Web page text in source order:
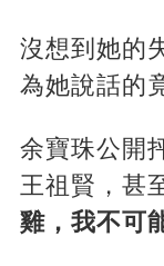
沒想到她的
為她說話的
余寶珠公開
王祖賢，甚
雞，我不可